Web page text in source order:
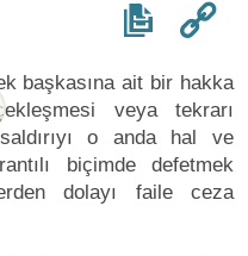
başkasına ait bir hakka
veya tekrarı
o anda hal ve
biçimde defetmek
dolayı faile ceza